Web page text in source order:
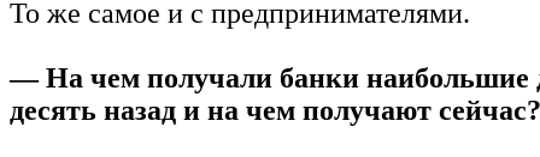
То же самое и с предпринимателями.
— На чем получали банки наибольшие
десять назад и на чем получают сейчас?